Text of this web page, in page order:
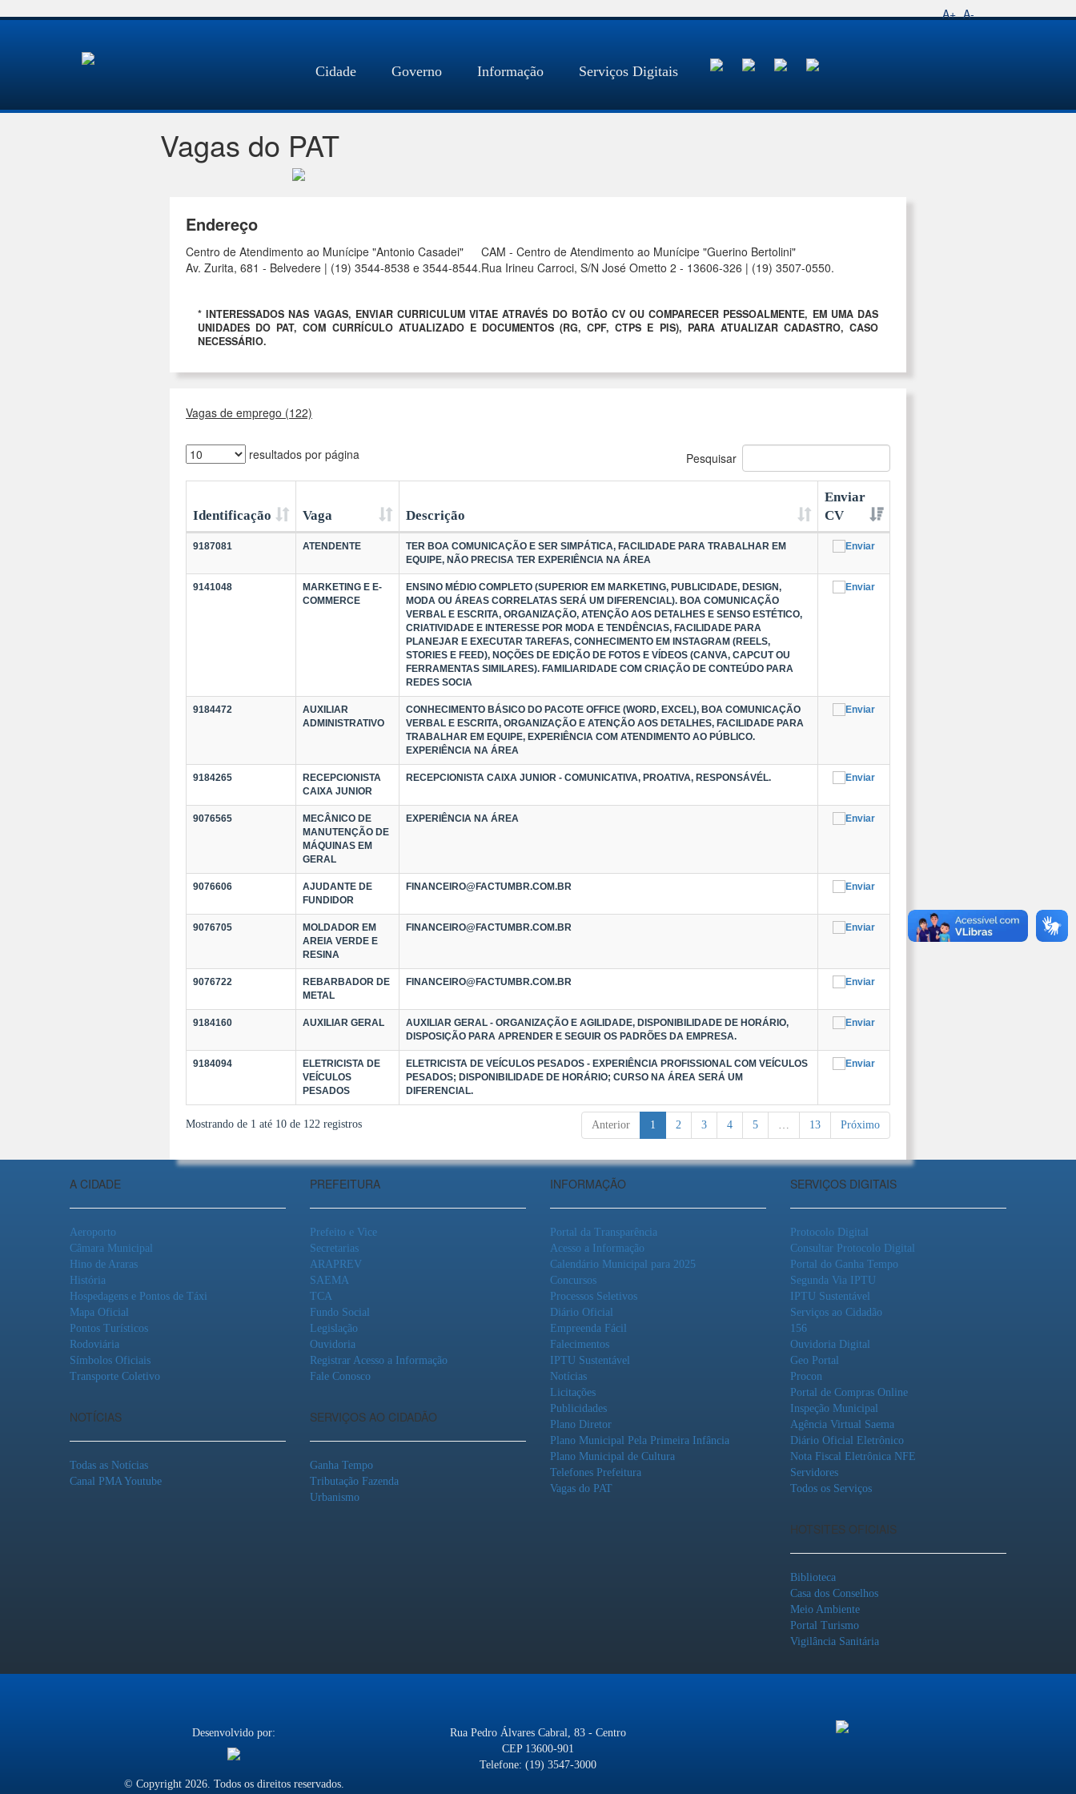
A+ A-
Cidade Governo Informação Serviços Digitais
Vagas do PAT
Endereço
Centro de Atendimento ao Munícipe "Antonio Casadei"
Av. Zurita, 681 - Belvedere | (19) 3544-8538 e 3544-8544.
CAM - Centro de Atendimento ao Munícipe "Guerino Bertolini"
Rua Irineu Carroci, S/N José Ometto 2 - 13606-326 | (19) 3507-0550.
* INTERESSADOS NAS VAGAS, ENVIAR CURRICULUM VITAE ATRAVÉS DO BOTÃO CV OU COMPARECER PESSOALMENTE, EM UMA DAS
UNIDADES DO PAT, COM CURRÍCULO ATUALIZADO E DOCUMENTOS (RG, CPF, CTPS E PIS), PARA ATUALIZAR CADASTRO, CASO
NECESSÁRIO.
Vagas de emprego (122)
resultados por página Pesquisar
Identificação Vaga Descrição
Enviar
CV
9187081 ATENDENTE
TER BOA COMUNICAÇÃO E SER SIMPÁTICA, FACILIDADE PARA TRABALHAR EM
EQUIPE, NÃO PRECISA TER EXPERIÊNCIA NA ÁREA
9141048
MARKETING E E-
COMMERCE
ENSINO MÉDIO COMPLETO (SUPERIOR EM MARKETING, PUBLICIDADE, DESIGN,
MODA OU ÁREAS CORRELATAS SERÁ UM DIFERENCIAL). BOA COMUNICAÇÃO
VERBAL E ESCRITA, ORGANIZAÇÃO, ATENÇÃO AOS DETALHES E SENSO ESTÉTICO,
CRIATIVIDADE E INTERESSE POR MODA E TENDÊNCIAS, FACILIDADE PARA
PLANEJAR E EXECUTAR TAREFAS, CONHECIMENTO EM INSTAGRAM (REELS,
STORIES E FEED), NOÇÕES DE EDIÇÃO DE FOTOS E VÍDEOS (CANVA, CAPCUT OU
FERRAMENTAS SIMILARES). FAMILIARIDADE COM CRIAÇÃO DE CONTEÚDO PARA
REDES SOCIA
9184472
AUXILIAR
ADMINISTRATIVO
CONHECIMENTO BÁSICO DO PACOTE OFFICE (WORD, EXCEL), BOA COMUNICAÇÃO
VERBAL E ESCRITA, ORGANIZAÇÃO E ATENÇÃO AOS DETALHES, FACILIDADE PARA
TRABALHAR EM EQUIPE, EXPERIÊNCIA COM ATENDIMENTO AO PÚBLICO.
EXPERIÊNCIA NA ÁREA
9184265
RECEPCIONISTA
CAIXA JUNIOR
RECEPCIONISTA CAIXA JUNIOR - COMUNICATIVA, PROATIVA, RESPONSÁVÉL.
9076565
MECÂNICO DE
MANUTENÇÃO DE
MÁQUINAS EM
GERAL
EXPERIÊNCIA NA ÁREA
9076606
AJUDANTE DE
FUNDIDOR
FINANCEIRO@FACTUMBR.COM.BR
9076705
MOLDADOR EM
AREIA VERDE E
RESINA
FINANCEIRO@FACTUMBR.COM.BR
9076722
REBARBADOR DE
METAL
FINANCEIRO@FACTUMBR.COM.BR
9184160 AUXILIAR GERAL
AUXILIAR GERAL - ORGANIZAÇÃO E AGILIDADE, DISPONIBILIDADE DE HORÁRIO,
DISPOSIÇÃO PARA APRENDER E SEGUIR OS PADRÕES DA EMPRESA.
9184094
ELETRICISTA DE
VEÍCULOS
PESADOS
ELETRICISTA DE VEÍCULOS PESADOS - EXPERIÊNCIA PROFISSIONAL COM VEÍCULOS
PESADOS; DISPONIBILIDADE DE HORÁRIO; CURSO NA ÁREA SERÁ UM
DIFERENCIAL.
Mostrando de 1 até 10 de 122 registros Anterior 1 2 3 4 5 … 13 Próximo
A CIDADE
Aeroporto
Câmara Municipal
Hino de Araras
História
Hospedagens e Pontos de Táxi
Mapa Oficial
Pontos Turísticos
Rodoviária
Símbolos Oficiais
Transporte Coletivo
NOTÍCIAS
Todas as Notícias
Canal PMA Youtube
PREFEITURA
Prefeito e Vice
Secretarias
ARAPREV
SAEMA
TCA
Fundo Social
Legislação
Ouvidoria
Registrar Acesso a Informação
Fale Conosco
SERVIÇOS AO CIDADÃO
Ganha Tempo
Tributação Fazenda
Urbanismo
INFORMAÇÃO
Portal da Transparência
Acesso a Informação
Calendário Municipal para 2025
Concursos
Processos Seletivos
Diário Oficial
Empreenda Fácil
Falecimentos
IPTU Sustentável
Notícias
Licitações
Publicidades
Plano Diretor
Plano Municipal Pela Primeira Infância
Plano Municipal de Cultura
Telefones Prefeitura
Vagas do PAT
SERVIÇOS DIGITAIS
Protocolo Digital
Consultar Protocolo Digital
Portal do Ganha Tempo
Segunda Via IPTU
IPTU Sustentável
Serviços ao Cidadão
156
Ouvidoria Digital
Geo Portal
Procon
Portal de Compras Online
Inspeção Municipal
Agência Virtual Saema
Diário Oficial Eletrônico
Nota Fiscal Eletrônica NFE
Servidores
Todos os Serviços
HOTSITES OFICIAIS
Biblioteca
Casa dos Conselhos
Meio Ambiente
Portal Turismo
Vigilância Sanitária
Desenvolvido por:
© Copyright 2026. Todos os direitos reservados.
Rua Pedro Álvares Cabral, 83 - Centro
CEP 13600-901
Telefone: (19) 3547-3000